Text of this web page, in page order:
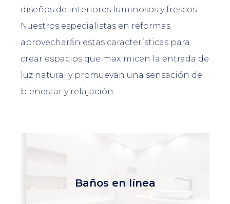
diseños de interiores luminosos y frescos.
Nuestros especialistas en reformas
aprovecharán estas características para
crear espacios que maximicen la entrada de
luz natural y promuevan una sensación de
bienestar y relajación.
Baños en línea